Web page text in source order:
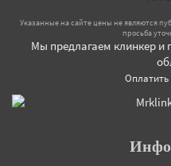
Указанные на сайте цены не являются
просьба
Мы предлагаем клинкер и